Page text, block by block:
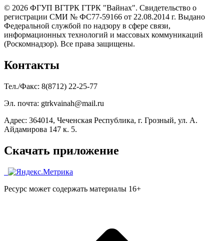
© 2026 ФГУП ВГТРК ГТРК "Вайнах". Свидетельство о
регистрации СМИ № ФС77-59166 от 22.08.2014 г. Выдано
Федеральной службой по надзору в сфере связи,
информационных технологий и массовых коммуникаций
(Роскомнадзор). Все права защищены.
Контакты
Тел./Факс: 8(8712) 22-25-77
Эл. почта: gtrkvainah@mail.ru
Адрес: 364014, Чеченская Республика, г. Грозный, ул. А.
Айдамирова 147 к. 5.
Скачать приложение
Ресурс может содержать материалы 16+